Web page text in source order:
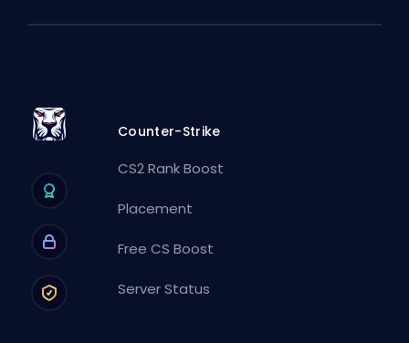
Counter-Strike
CS2 Rank Boost
Placement
Free CS Boost
Server Status